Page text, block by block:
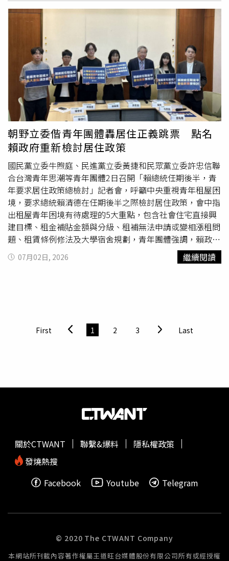
據悉，吳男近日仍現身工地視察，並與友人打高爾夫球，突
如其來的噩耗令周遭親友和業界同仁震驚不已。
朝野立委偕青年團體轟居住正義跳票 點名
賴政府重新檢討居住政策
國民黨立委牛煦庭、民進黨立委黃捷和民眾黨立委許忠信聯
合台灣青年思潮等青年團體2日召開「賴總統任期後半，青
年要求居住政策總檢討」記者會，呼籲中央重視青年租屋困
境，要求總統賴清德在任期後半之際檢討居住政策，會中指
出租屋青年困境有待處理的5大重點，包含社會住宅直接興
建目標、租金補貼金額與分級、租補無法申請或變相漲租問
題、租賃條例修法及大學宿舍規劃，青年團體強調，賴政府
應與年輕世代重新研擬居住政策，讓租屋青年看得見未來。
青年思潮常務理事何傑恩提出，台灣青年面臨高房價和低薪
保障，不應放任居住環境結構性失靈。臺灣學生聯合會理事
長陳昱仁指出，大學學生普遍面臨宿舍不足的情況，而政府
到失望。許忠信在會中以「天龍地虎」來比喻學生租屋情
加蓋或地下室，他表示，學生也應納入社會住宅政策
照顧族群，並配合學校宿舍增加興建的政策，保障學生居住
題，主因在於沒有完善的實價登錄制度，政府應先從包租代
管與租金補貼等接受政府投入政策資源的受益族群納管，他
年輕世代對於居住的需求與期待，以實現賴總統對於居住正
07月02日, 2026 繼續閱讀
First 1 2 3 Last
關於CTWANT 聯繫&爆料
隱私權政策
發燒熱搜
Facebook
Youtube Telegram
© 2020 The CTWANT Company
本網站所刊載內容著作權屬王道旺台媒體股份有限公司所有或經授權